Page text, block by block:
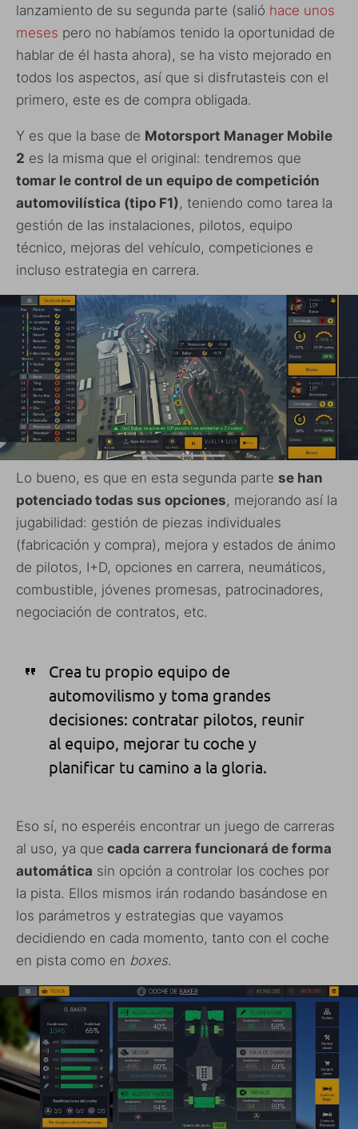
lanzamiento de su segunda parte (salió hace unos
meses pero no habíamos tenido la oportunidad de
hablar de él hasta ahora), se ha visto mejorado en
todos los aspectos, así que si disfrutasteis con el
primero, este es de compra obligada.
Y es que la base de Motorsport Manager Mobile
2 es la misma que el original: tendremos que
tomar le control de un equipo de competición
automovilística (tipo F1), teniendo como tarea la
gestión de las instalaciones, pilotos, equipo
técnico, mejoras del vehículo, competiciones e
incluso estrategia en carrera.
Lo bueno, es que en esta segunda parte se han
potenciado todas sus opciones, mejorando así la
jugabilidad: gestión de piezas individuales
(fabricación y compra), mejora y estados de ánimo
de pilotos, I+D, opciones en carrera, neumáticos,
combustible, jóvenes promesas, patrocinadores,
negociación de contratos, etc.
Crea tu propio equipo de
automovilismo y toma grandes
decisiones: contratar pilotos, reunir
al equipo, mejorar tu coche y
planificar tu camino a la gloria.
Eso sí, no esperéis encontrar un juego de carreras
al uso, ya que cada carrera funcionará de forma
automática sin opción a controlar los coches por
la pista. Ellos mismos irán rodando basándose en
los parámetros y estrategias que vayamos
decidiendo en cada momento, tanto con el coche
en pista como en boxes.